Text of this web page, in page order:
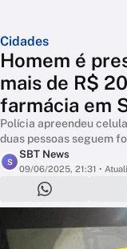
Cidades
Homem é
mais de R$
farmácia em
Polícia apreendeu
duas pessoas seguem
S
SBT News
09/06/2025, 21:31 •